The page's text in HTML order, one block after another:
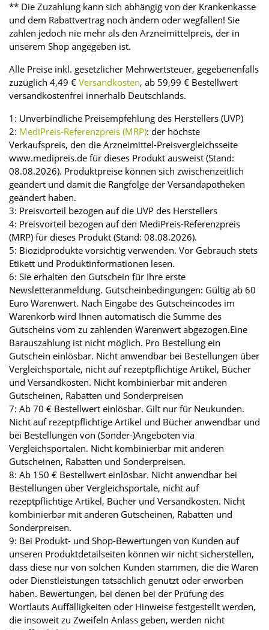
** Die Zuzahlung kann sich abhängig von der Krankenkasse
und dem Rabattvertrag noch ändern oder wegfallen! Sie
zahlen jedoch nie mehr als den Arzneimittelpreis, der in
unserem Shop angegeben ist.
Alle Preise inkl. gesetzlicher Mehrwertsteuer, gegebenenfalls
zuzüglich 4,49 € Versandkosten, ab 59,99 € Bestellwert
versandkostenfrei innerhalb Deutschlands.
1: Unverbindliche Preisempfehlung des Herstellers (UVP)
2: MediPreis-Referenzpreis (MRP): der höchste
Verkaufspreis, den die Arzneimittel-Preisvergleichsseite
www.medipreis.de für dieses Produkt ausweist (Stand:
08.08.2026). Produktpreise können sich zwischenzeitlich
geändert und damit die Rangfolge der Versandapotheken
geändert haben.
3: Preisvorteil bezogen auf die UVP des Herstellers
4: Preisvorteil bezogen auf den MediPreis-Referenzpreis
(MRP) für dieses Produkt (Stand: 08.08.2026).
5: Biozidprodukte vorsichtig verwenden. Vor Gebrauch stets
Etikett und Produktinformationen lesen.
6: Sie erhalten den Gutschein für Ihre erste
Newsletteranmeldung. Gutscheinbedingungen: Gültig ab 60
Euro Warenwert. Nach Eingabe des Gutscheincodes im
Warenkorb wird Ihnen automatisch die Summe des
Gutscheins vom zu zahlenden Warenwert abgezogen.Eine
Barauszahlung ist nicht möglich. Pro Bestellung ein
Gutschein einlösbar. Nicht anwendbar bei Bestellungen über
Vergleichsportale, nicht auf rezeptpflichtige Artikel, Bücher
und Versandkosten. Nicht kombinierbar mit anderen
Gutscheinen, Rabatten und Sonderpreisen
7: Ab 70 € Bestellwert einlösbar. Gilt nur für Neukunden.
Nicht auf rezeptpflichtige Artikel und Bücher anwendbar und
bei Bestellungen von (Sonder-)Angeboten via
Vergleichsportalen. Nicht kombinierbar mit anderen
Gutscheinen, Rabatten und Sonderpreisen.
8: Ab 150 € Bestellwert einlösbar. Nicht anwendbar bei
Bestellungen über Vergleichsportale, nicht auf
rezeptpflichtige Artikel, Bücher und Versandkosten. Nicht
kombinierbar mit anderen Gutscheinen, Rabatten und
Sonderpreisen.
9: Bei Produkt- und Shop-Bewertungen von Kunden auf
unseren Produktdetailseiten können wir nicht sicherstellen,
dass diese nur von solchen Kunden stammen, die die Waren
oder Dienstleistungen tatsächlich genutzt oder erworben
haben. Bewertungen, bei denen bei der Prüfung des
Wortlauts Auffälligkeiten oder Hinweise festgestellt werden,
die insoweit zu Zweifeln Anlass geben, werden nicht